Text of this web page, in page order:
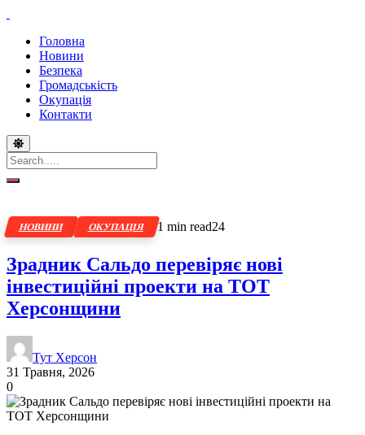
Головна
Новини
Безпека
Громадськість
Окупація
Контакти
НОВИНИ ОКУПАЦІЯ 1 min read24
Зрадник Сальдо перевіряє нові
інвестиційні проекти на ТОТ
Херсонщини
Тут Херсон
31 Травня, 2026
0